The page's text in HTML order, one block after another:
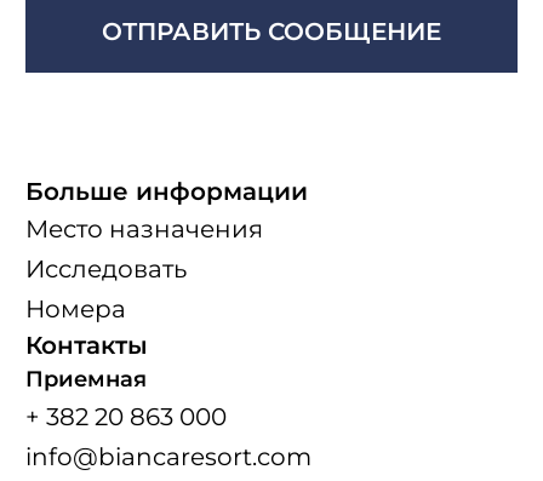
Больше информации
Место назначения
Исследовать
Номера
Контакты
Приемная
+ 382 20 863 000
info@biancaresort.com